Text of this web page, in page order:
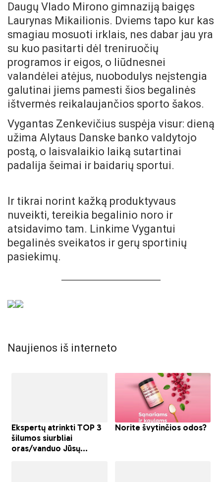
Daugų Vlado Mirono gimnaziją baigęs
Laurynas Mikailionis. Dviems tapo kur kas
smagiau mosuoti irklais, nes dabar jau yra
su kuo pasitarti dėl treniruočių
programos ir eigos, o liūdnesnei
valandėlei atėjus, nuobodulys neįstengia
galutinai jiems pamesti šios begalinės
ištvermės reikalaujančios sporto šakos.
Vygantas Zenkevičius suspėja visur: dieną
užima Alytaus Danske banko valdytojo
postą, o laisvalaikio laiką sutartinai
padalija šeimai ir baidarių sportui.
Ir tikrai norint kažką produktyvaus
nuveikti, tereikia begalinio noro ir
atsidavimo tam. Linkime Vygantui
begalinės sveikatos ir gerų sportinių
pasiekimų.
Naujienos iš interneto